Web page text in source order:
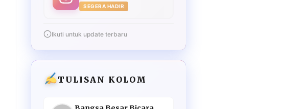
SEGERA HADIR
Ikuti untuk update terbaru
TULISAN KOLOM